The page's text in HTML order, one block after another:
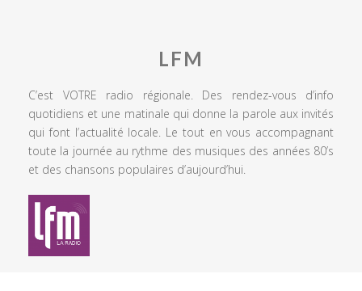
LFM
C’est VOTRE radio régionale. Des rendez-vous d’info
quotidiens et une matinale qui donne la parole aux invités
qui font l’actualité locale. Le tout en vous accompagnant
toute la journée au rythme des musiques des années 80’s
et des chansons populaires d’aujourd’hui.